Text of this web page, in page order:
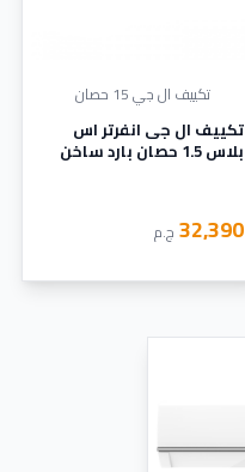
تكييف ال جي 15 حصان
تكييف ال جى انفرتر اس
بلاس 1.5 حصان بارد ساخن
32,390 ج.م